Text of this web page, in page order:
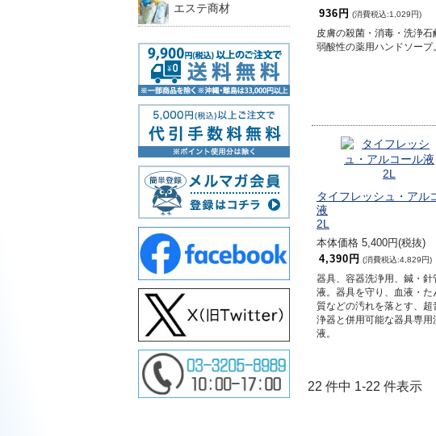
エステ商材 936円 (消費税込:1,029円)
皮膚の殺菌・消毒・洗浄石
弱酸性の薬用ハンドソープ
タイフレッシュ・アル
液
2L
本体価格 5,400円(税抜)
4,390円 (消費税込:4,829円)
器具、容器洗浄用、鍼・針
液。器具を守り、血液・た
質などの汚れを落とす、超
浄器と併用可能な器具専用
液。
22 件中 1-22 件表示